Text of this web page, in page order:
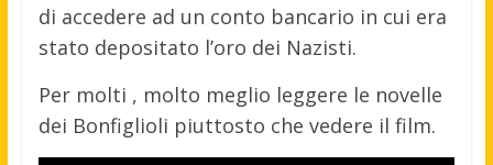
di accedere ad un conto bancario in cui era
stato depositato l’oro dei Nazisti.
Per molti , molto meglio leggere le novelle
dei Bonfiglioli piuttosto che vedere il film.